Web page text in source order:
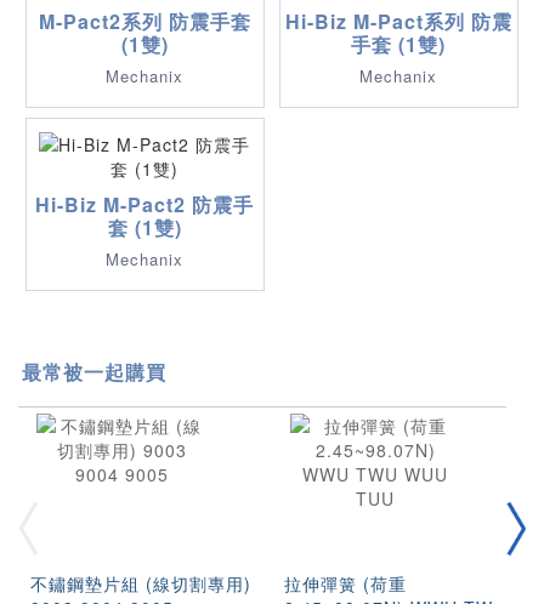
M-Pact2系列 防震手套
(1雙)
Mechanix
Hi-Biz M-Pact系列 防震
手套 (1雙)
Mechanix
Hi-Biz M-Pact2 防震手
套 (1雙)
Mechanix
最常被一起購買
不鏽鋼墊片組 (線切割專用)
拉伸彈簧 (荷重